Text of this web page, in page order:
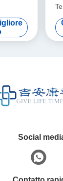
Social